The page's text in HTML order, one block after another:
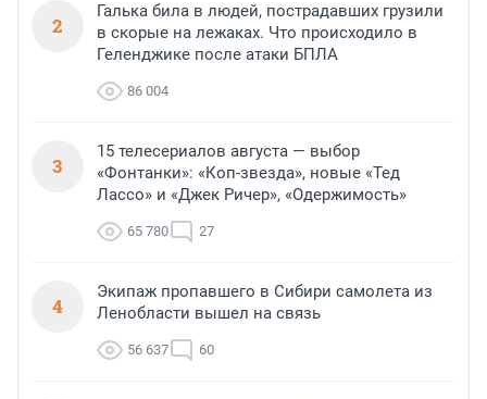
2
Галька била в людей, пострадавших грузили
в скорые на лежаках. Что происходило в
Геленджике после атаки БПЛА
86 004
3
15 телесериалов августа — выбор
«Фонтанки»: «Коп-звезда», новые «Тед
Лассо» и «Джек Ричер», «Одержимость»
65 780 27
4
Экипаж пропавшего в Сибири самолета из
Ленобласти вышел на связь
56 637 60